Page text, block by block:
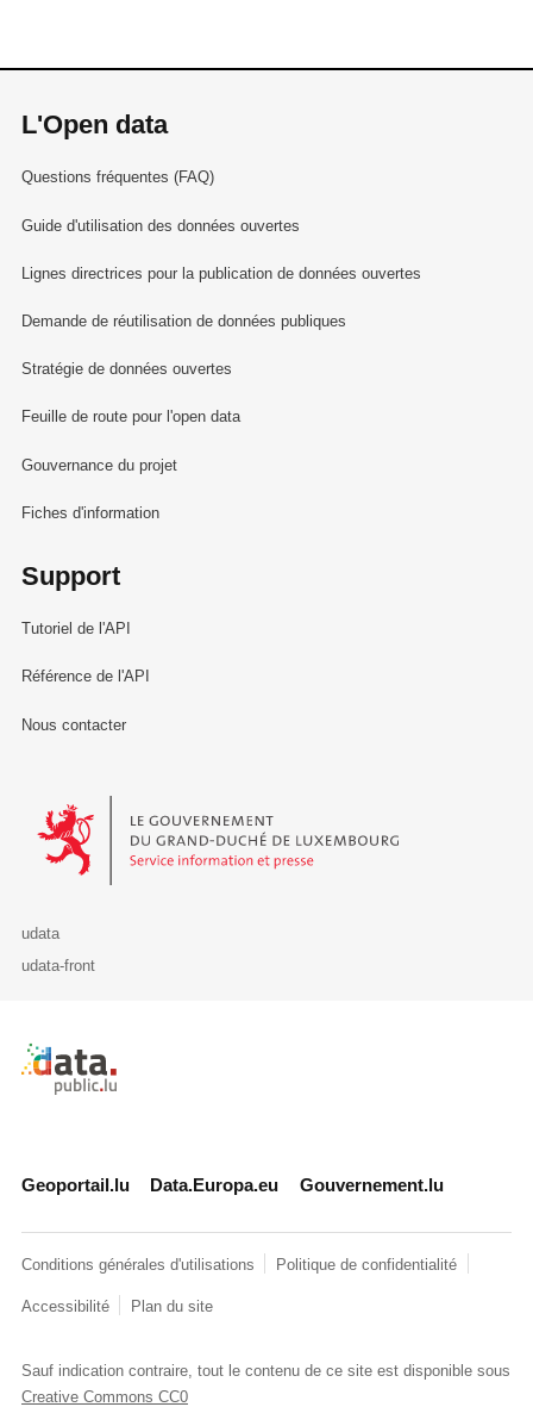
L'Open data
Questions fréquentes (FAQ)
Guide d'utilisation des données ouvertes
Lignes directrices pour la publication de données ouvertes
Demande de réutilisation de données publiques
Stratégie de données ouvertes
Feuille de route pour l'open data
Gouvernance du projet
Fiches d'information
Support
Tutoriel de l'API
Référence de l'API
Nous contacter
Le Gouvernement du Grand-Duché de Luxembourg - Service
udata
udata-front
Retour à l'accueil de data.public.lu
Geoportail.lu Data.Europa.eu Gouvernement.lu
Conditions générales d'utilisations Politique de confidentialité
Accessibilité Plan du site
Sauf indication contraire, tout le contenu de ce site est disponible sous
Creative Commons CC0